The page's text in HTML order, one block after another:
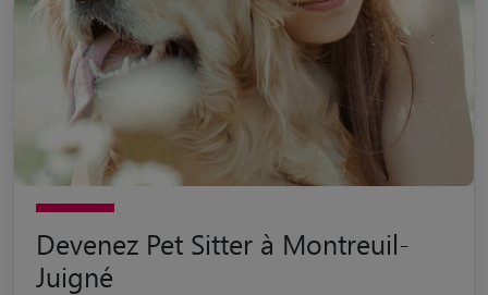
Devenez Pet Sitter à Montreuil-
Juigné